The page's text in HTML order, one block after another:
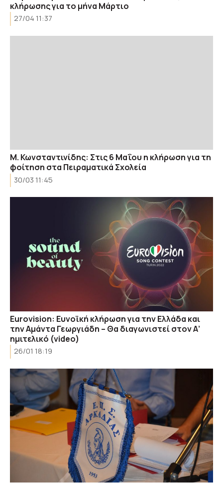
κλήρωσης για το μήνα Μάρτιο
27/04 11:37
Μ. Κωνσταντινίδης: Στις 6 Μαΐου η κλήρωση για τη
φοίτηση στα Πειραματικά Σχολεία
30/03 11:45
Eurovision: Ευνοϊκή κλήρωση για την Ελλάδα και
την Αμάντα Γεωργιάδη – Θα διαγωνιστεί στον Α’
ημιτελικό (video)
26/01 18:19